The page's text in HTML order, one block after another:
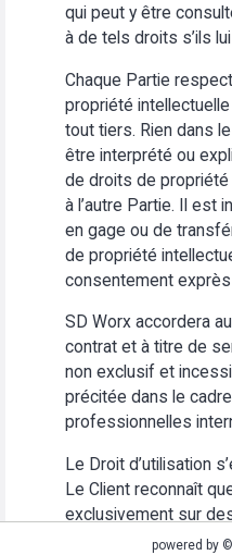
qui peut y être
à de tels droits s’ils
Chaque Partie
propriété
tout tiers. Rien dans
être interprété ou
de droits de propriété
à l’autre Partie. Il est
en gage ou de
de propriété
consentement
SD Worx accordera
contrat et à titre de
non exclusif et
précitée dans le
professionnelles
Le Droit d’utilisation
Le Client reconnaît
exclusivement sur
Web. Le Clientpowered by